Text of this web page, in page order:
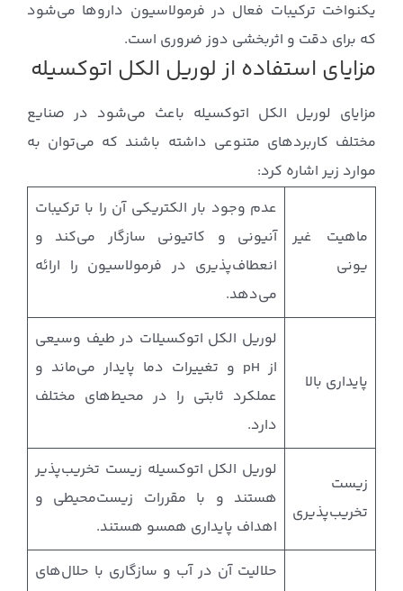
یکنواخت ترکیبات فعال در فرمولاسیون داروها می‌شود
که برای دقت و اثربخشی دوز ضروری است.
مزایای استفاده از لوریل الکل اتوکسیله
مزایای لوریل الکل اتوکسیله باعث می‌شود در صنایع
مختلف کاربردهای متنوعی داشته باشند که می‌توان به
موارد زیر اشاره کرد:
ماهیت غیر
یونی
عدم وجود بار الکتریکی آن را با ترکیبات
آنیونی و کاتیونی سازگار می‌کند و
انعطاف‌پذیری در فرمولاسیون را ارائه
می‌دهد.
پایداری بالا
لوریل الکل اتوکسیلات در طیف وسیعی
از pH و تغییرات دما پایدار می‌ماند و
عملکرد ثابتی را در محیط‌های مختلف
دارد.
زیست
تخریب‌پذیری
لوریل الکل اتوکسیله زیست تخریب‌پذیر
هستند و با مقررات زیست‌محیطی و
اهداف پایداری همسو هستند.
حلالیت آن در آب و سازگاری با حلال‌های